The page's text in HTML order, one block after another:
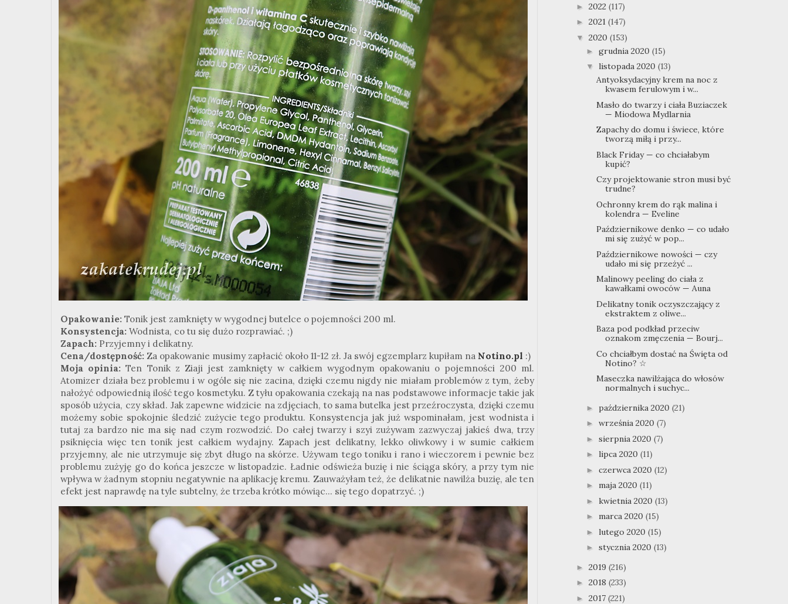
Opakowanie: Tonik jest zamknięty w wygodnej butelce o pojemności 200 ml.
Konsystencja: Wodnista, co tu się dużo rozprawiać. ;)
Zapach: Przyjemny i delikatny.
Cena/dostępność: Za opakowanie musimy zapłacić około 11-12 zł. Ja swój egzemplarz kupiłam na Notino.pl :)
Moja opinia: Ten Tonik z Ziaji jest zamknięty w całkiem wygodnym opakowaniu o pojemności 200 ml.
Atomizer działa bez problemu i w ogóle się nie zacina, dzięki czemu nigdy nie miałam problemów z tym, żeby
nałożyć odpowiednią ilość tego kosmetyku. Z tyłu opakowania czekają na nas podstawowe informacje takie jak
sposób użycia, czy skład. Jak zapewne widzicie na zdjęciach, to sama butelka jest przeźroczysta, dzięki czemu
możemy sobie spokojnie śledzić zużycie tego produktu. Konsystencja jak już wspominałam, jest wodnista i
tutaj za bardzo nie ma się nad czym rozwodzić. Do całej twarzy i szyi zużywam zazwyczaj jakieś dwa, trzy
psiknięcia więc ten tonik jest całkiem wydajny. Zapach jest delikatny, lekko oliwkowy i w sumie całkiem
przyjemny, ale nie utrzymuje się zbyt długo na skórze. Używam tego toniku i rano i wieczorem i pewnie bez
problemu zużyję go do końca jeszcze w listopadzie. Ładnie odświeża buzię i nie ściąga skóry, a przy tym nie
wpływa w żadnym stopniu negatywnie na aplikację kremu. Zauważyłam też, że delikatnie nawilża buzię, ale ten
efekt jest naprawdę na tyle subtelny, że trzeba krótko mówiąc... się tego dopatrzyć. ;)
► 2022 (117)
► 2021 (147)
▼ 2020 (153)
► grudnia 2020 (15)
▼ listopada 2020 (13)
Antyoksydacyjny krem na noc z
kwasem ferulowym i w...
Masło do twarzy i ciała Buziaczek
— Miodowa Mydlarnia
Zapachy do domu i świece, które
tworzą miłą i przy...
Black Friday — co chciałabym
kupić?
Czy projektowanie stron musi być
trudne?
Ochronny krem do rąk malina i
kolendra — Eveline
Październikowe denko — co udało
mi się zużyć w pop...
Październikowe nowości — czy
udało mi się przeżyć ...
Malinowy peeling do ciała z
kawałkami owoców — Auna
Delikatny tonik oczyszczający z
ekstraktem z oliwe...
Baza pod podkład przeciw
oznakom zmęczenia — Bourj...
Co chciałbym dostać na Święta od
Notino? ☆
Maseczka nawilżająca do włosów
normalnych i suchyc...
► października 2020 (21)
► września 2020 (7)
► sierpnia 2020 (7)
► lipca 2020 (11)
► czerwca 2020 (12)
► maja 2020 (11)
► kwietnia 2020 (13)
► marca 2020 (15)
► lutego 2020 (15)
► stycznia 2020 (13)
► 2019 (216)
► 2018 (233)
► 2017 (221)